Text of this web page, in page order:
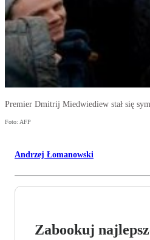
Premier Dmitrij Miedwiediew stał się
Foto: AFP
Andrzej Łomanowski
Zabookuj